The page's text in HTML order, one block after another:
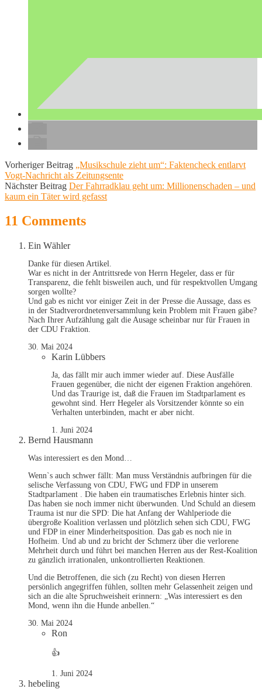
Vorheriger Beitrag „Musikschule zieht um“: Faktencheck entlarvt
Vogt-Nachricht als Zeitungsente
Nächster Beitrag Der Fahrradklau geht um: Millionenschaden – und
kaum ein Täter wird gefasst
11 Comments
Ein Wähler
Danke für diesen Artikel.
War es nicht in der Antrittsrede von Herrn Hegeler, dass er für
Transparenz, die fehlt bisweilen auch, und für respektvollen Umgang
sorgen wollte?
Und gab es nicht vor einiger Zeit in der Presse die Aussage, dass es
in der Stadtverordnetenversammlung kein Problem mit Frauen gäbe?
Nach Ihrer Aufzählung galt die Ausage scheinbar nur für Frauen in
der CDU Fraktion.
30. Mai 2024
Karin Lübbers
Ja, das fällt mir auch immer wieder auf. Diese Ausfälle
Frauen gegenüber, die nicht der eigenen Fraktion angehören.
Und das Traurige ist, daß die Frauen im Stadtparlament es
gewohnt sind. Herr Hegeler als Vorsitzender könnte so ein
Verhalten unterbinden, macht er aber nicht.
1. Juni 2024
Bernd Hausmann
Was interessiert es den Mond…
Wenn`s auch schwer fällt: Man muss Verständnis aufbringen für die
selische Verfassung von CDU, FWG und FDP in unserem
Stadtparlament . Die haben ein traumatisches Erlebnis hinter sich.
Das haben sie noch immer nicht überwunden. Und Schuld an diesem
Trauma ist nur die SPD: Die hat Anfang der Wahlperiode die
übergroße Koalition verlassen und plötzlich sehen sich CDU, FWG
und FDP in einer Minderheitsposition. Das gab es noch nie in
Hofheim. Und ab und zu bricht der Schmerz über die verlorene
Mehrheit durch und führt bei manchen Herren aus der Rest-Koalition
zu gänzlich irrationalen, unkontrollierten Reaktionen.
Und die Betroffenen, die sich (zu Recht) von diesen Herren
persönlich angegriffen fühlen, sollten mehr Gelassenheit zeigen und
sich an die alte Spruchweisheit erinnern: „Was interessiert es den
Mond, wenn ihn die Hunde anbellen.“
30. Mai 2024
Ron
👍
1. Juni 2024
hebeling